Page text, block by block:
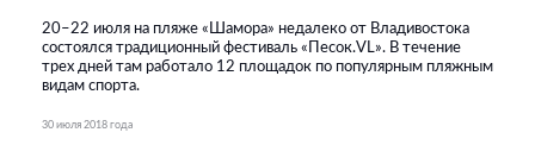
20–22 июля на пляже «Шамора» недалеко от Владивостока
состоялся традиционный фестиваль «Песок.VL». В течение
трех дней там работало 12 площадок по популярным пляжным
видам спорта.
30 июля 2018 года